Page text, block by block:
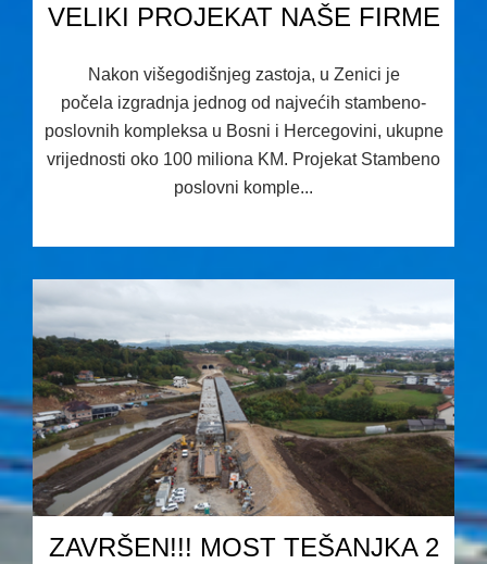
VELIKI PROJEKAT NAŠE FIRME
Nakon višegodišnjeg zastoja, u Zenici je
počela izgradnja jednog od najvećih stambeno-
poslovnih kompleksa u Bosni i Hercegovini, ukupne
vrijednosti oko 100 miliona KM. Projekat Stambeno
poslovni komple...
ZAVRŠEN!!! MOST TEŠANJKA 2